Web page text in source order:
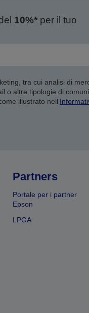
10%*per il tuo
tra cui analisi di
o altre tipologie di
illustrato nell’
Partners
Portale per i partner
Epson
LPGA